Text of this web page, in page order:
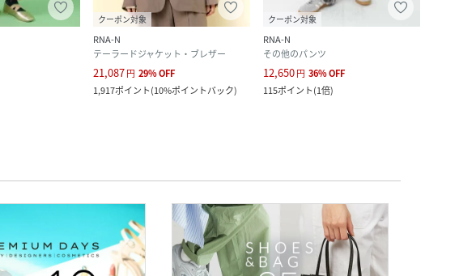
クーポン対象
RNA-N
テーラードジャケット・ブレザー
21,087円 29%OFF
1,917ポイント(10%ポイントバック)
クーポン対象
RNA-N
その他のパンツ
12,650円 36%OFF
115ポイント(1倍)